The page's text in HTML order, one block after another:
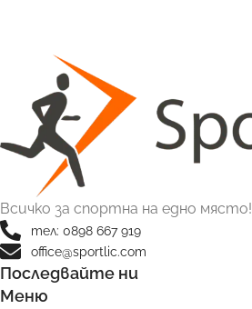
Всичко за спортна на едно място!
тел: 0898 667 919
office@sportlic.com
Последвайте ни
Меню